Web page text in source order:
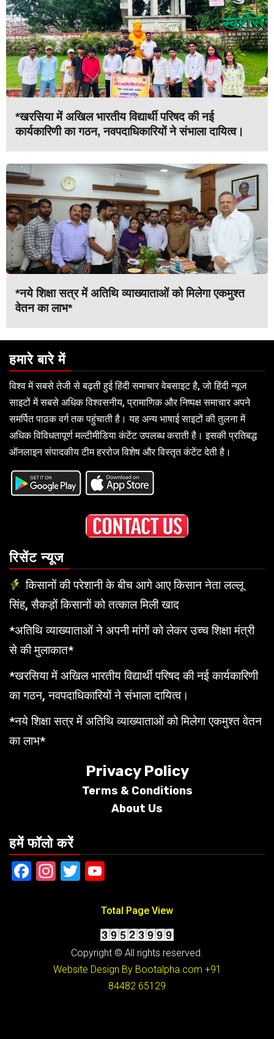
*खरसिया में अखिल भारतीय विद्यार्थी परिषद की नई
कार्यकारिणी का गठन, नवपदाधिकारियों ने संभाला दायित्व।
*नये शिक्षा सत्र में अतिथि व्याख्याताओं को मिलेगा एकमुश्त
वेतन का लाभ*
हमारे बारे में
विश्व में सबसे तेजी से बढ़ती हुई हिंदी समाचार वेबसाइट है, जो हिंदी न्यूज
साइटों में सबसे अधिक विश्वसनीय, प्रामाणिक और निष्पक्ष समाचार अपने
समर्पित पाठक वर्ग तक पहुंचाती है। यह अन्य भाषाई साइटों की तुलना में
अधिक विविधतापूर्ण मल्टीमीडिया कंटेंट उपलब्ध कराती है। इसकी प्रतिबद्ध
ऑनलाइन संपादकीय टीम हररोज विशेष और विस्तृत कंटेंट देती है।
रिसेंट न्यूज
किसानों की परेशानी के बीच आगे आए किसान नेता लल्लू
सिंह, सैकड़ों किसानों को तत्काल मिली खाद
*अतिथि व्याख्याताओं ने अपनी मांगों को लेकर उच्च शिक्षा मंत्री
से की मुलाकात*
*खरसिया में अखिल भारतीय विद्यार्थी परिषद की नई कार्यकारिणी
का गठन, नवपदाधिकारियों ने संभाला दायित्व।
*नये शिक्षा सत्र में अतिथि व्याख्याताओं को मिलेगा एकमुश्त वेतन
का लाभ*
Privacy Policy
Terms & Conditions
About Us
हमें फॉलो करें
Facebook
Instagram
Twitter
Total Page View
Copyright © All rights reserved.
Website Design By Bootalpha.com +91
84482 65129